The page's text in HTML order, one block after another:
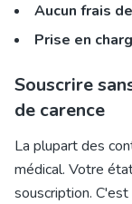
Aucun frais
Prise en
Souscrire
de carence
La plupart des
médical. Votre
souscription. C'est